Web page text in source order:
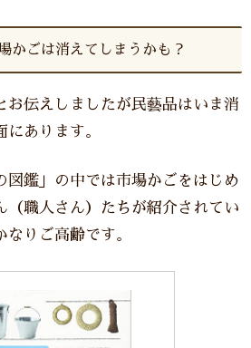
かごは消えてしまうかも？
お伝えしましたが民藝品はいま消
あります。
図鑑」の中では市場かごをはじめ
（職人さん）たちが紹介されてい
りご高齢です。